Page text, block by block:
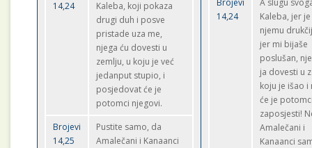
14,24
Kaleba, koji pokaza
drugi duh i posve
pristade uza me,
njega ću dovesti u
zemlju, u koju je već
jedanput stupio, i
posjedovat će je
potomci njegovi.
Brojevi
14,25
Pustite samo, da
Amalečani i Kanaanci
Brojevi
14,24
A slugu
Kaleba, jer
njemu
jer mi bijaše
poslušan,
ja dovesti u
koju je išao i
će je
zaposjesti!
Amalečani i
Kanaanci